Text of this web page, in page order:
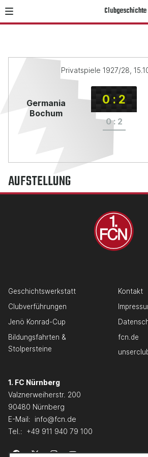
Clubgeschichte
Privatspiele 1927/28,
Germania
Bochum
0 : 2
0 : 2
AUFSTELLUNG
Geschichtswerkstatt
Clubverführungen
Jenö Konrad-Cup
Bildungsfahrten &
Stolpersteine
Kontakt
fcn.de
1. FC Nürnberg
Valznerweiherstr. 200
90480 Nürnberg
E-Mail: info@fcn.de
Tel.: +49 911 940 79 100